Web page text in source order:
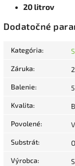
20 litrov
Dodatočné
Kategória:
Záruka:
Balenie:
Kvalita:
Povolené:
Substrát:
Výrobca: